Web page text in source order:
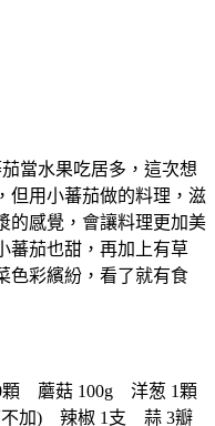
當水果吃居多，這次想
但用小蕃茄做的料理，滋
的感覺，會讓料理更加美
蕃茄也甜，再加上有草
色彩繽紛，看了就有食
顆 蘑菇 100g 洋葱 1顆
不加) 辣椒 1支 蒜 3瓣